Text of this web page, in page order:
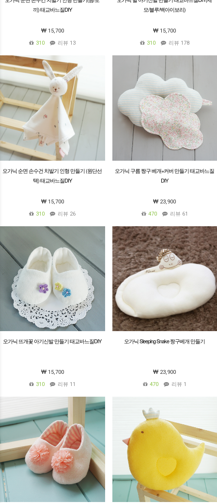
끼) 태교바느질DIY
15,700
310
리뷰 13
모/블루/백아이보리)
15,700
310
리뷰 178
오가닉 순면 손수건 치발기 인형 만들기 (원단선
택) 태교바느질DIY
15,700
310
리뷰 26
오가닉 구름 짱구 베개+커버 만들기 태교바느질
DIY
23,900
470
리뷰 61
오가닉 뜨개꽃 아기신발 만들기 태교바느질DIY
15,700
310
리뷰 11
오가닉 Sleeping Snake 짱구베개 만들기
23,900
470
리뷰 1